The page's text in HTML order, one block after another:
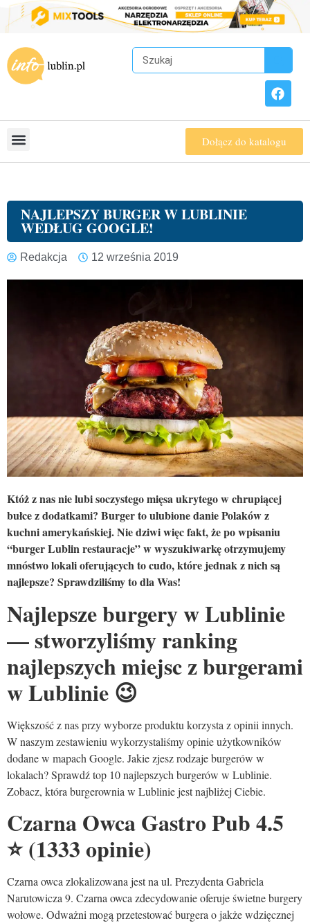
Dołącz do katalogu
NAJLEPSZY BURGER W LUBLINIE
WEDŁUG GOOGLE!
Redakcja 12 września 2019
Któż z nas nie lubi soczystego mięsa ukrytego w chrupiącej
bułce z dodatkami? Burger to ulubione danie Polaków z
kuchni amerykańskiej. Nie dziwi więc fakt, że po wpisaniu
“burger Lublin restauracje” w wyszukiwarkę otrzymujemy
mnóstwo lokali oferujących to cudo, które jednak z nich są
najlepsze? Sprawdziliśmy to dla Was!
Najlepsze burgery w Lublinie
— stworzyliśmy ranking
najlepszych miejsc z burgerami
w Lublinie 😉
Większość z nas przy wyborze produktu korzysta z opinii innych.
W naszym zestawieniu wykorzystaliśmy opinie użytkowników
dodane w mapach Google. Jakie zjesz rodzaje burgerów w
lokalach? Sprawdź top 10 najlepszych burgerów w Lublinie.
Zobacz, która burgerownia w Lublinie jest najbliżej Ciebie.
Czarna Owca Gastro Pub 4.5
⭐(1333 opinie)
Czarna owca zlokalizowana jest na ul. Prezydenta Gabriela
Narutowicza 9. Czarna owca zdecydowanie oferuje świetne burgery
wołowe. Odważni mogą przetestować burgera o jakże wdzięcznej